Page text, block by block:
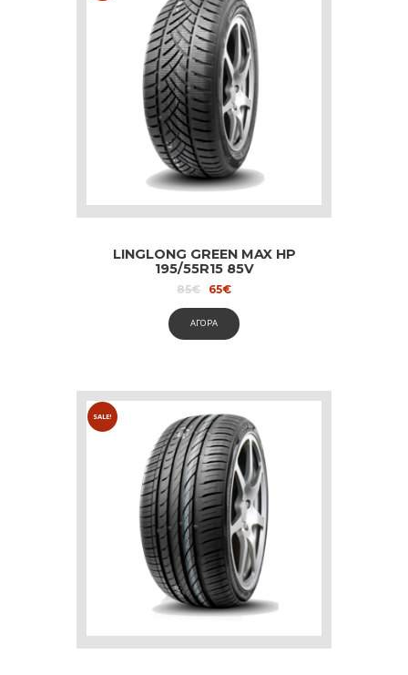
LINGLONG GREEN MAX HP
195/55R15 85V
85€
Original
was:
85€.
65€Current
is:
65€.
ΑΓΟΡΑ
SALE!